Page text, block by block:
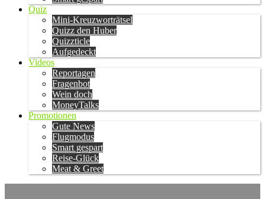
Quiz
Mini-Kreuzworträtsel
Quizz den Huber
Quizzticle
Aufgedeckt
Videos
Reportagen
Fragenbot
Wein doch
MoneyTalks
Promotionen
Gute News
Flugmodus
Smart gespart
Reise-Glück
Meat & Greet